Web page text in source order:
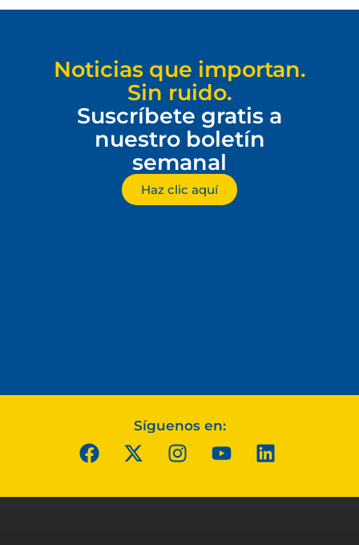
Noticias que importan.
Sin ruido.
Suscríbete gratis a
nuestro boletín
semanal
Haz clic aquí
Síguenos en: